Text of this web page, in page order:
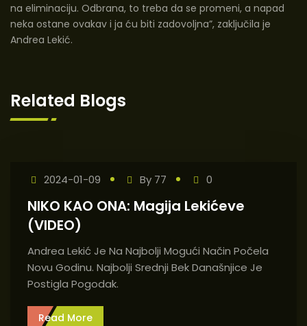
na eliminaciju. Odbrana, to treba da se promeni, a napad
neka ostane ovakav i ja ću biti zadovoljna”, zaključila je
Andrea Lekić.
Related Blogs
2024-01-09 By 77 0
NIKO KAO ONA: Magija Lekićeve
(VIDEO)
Andrea Lekić Je Na Najbolji Mogući Način Počela
Novu Godinu. Najbolji Srednji Bek Današnjice Je
Postigla Pogodak.
Read More